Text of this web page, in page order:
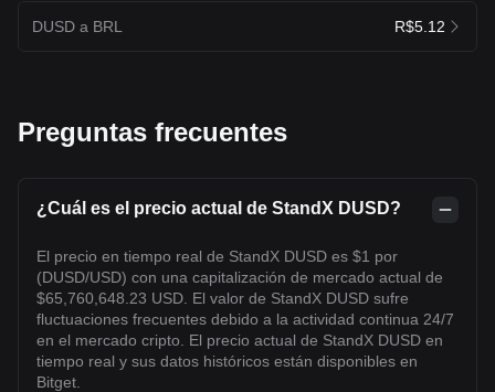
DUSD a BRL R$5.12
Preguntas frecuentes
¿Cuál es el precio actual de StandX DUSD?
El precio en tiempo real de StandX DUSD es $1 por
(DUSD/USD) con una capitalización de mercado actual de
$65,760,648.23 USD. El valor de StandX DUSD sufre
fluctuaciones frecuentes debido a la actividad continua 24/7
en el mercado cripto. El precio actual de StandX DUSD en
tiempo real y sus datos históricos están disponibles en
Bitget.